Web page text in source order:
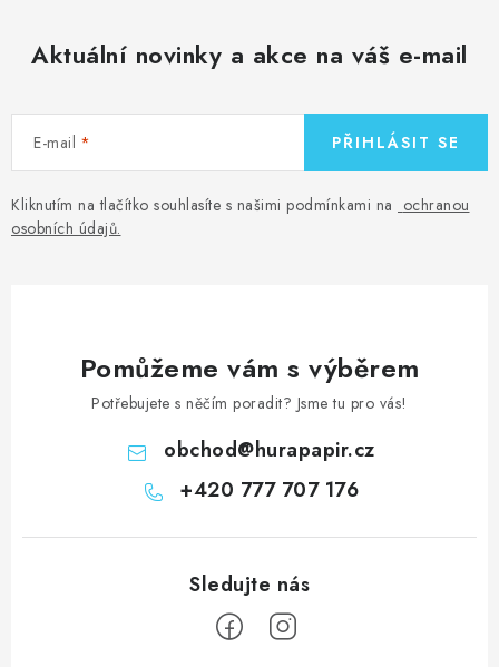
Aktuální novinky a akce na váš e-mail
E-mail
Kliknutím na tlačítko souhlasíte s našimi podmínkami na ochranou
osobních údajů.
PŘIHLÁSIT SE
Pomůžeme vám s výběrem
Potřebujete s něčím poradit? Jsme tu pro vás!
obchod@hurapapir.cz
+420 777 707 176